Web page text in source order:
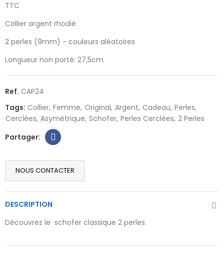
TTC
Collier argent rhodié
2 perles (9mm) - couleurs aléatoires
Longueur non porté: 27,5cm
Ref. CAP24
Tags: Collier Femme Original Argent Cadeau Perles
Cerclées Asymétrique Schofer Perles Cerclées 2 Perles
NOUS CONTACTER
DESCRIPTION
Découvrez le schofer classique 2 perles.